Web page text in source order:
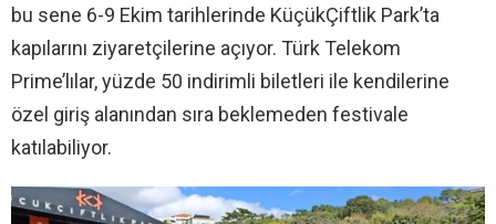
bu sene 6-9 Ekim tarihlerinde KüçükÇiftlik Park’ta
kapılarını ziyaretçilerine açıyor. Türk Telekom
Prime’lılar, yüzde 50 indirimli biletleri ile kendilerine
özel giriş alanından sıra beklemeden festivale
katılabiliyor.